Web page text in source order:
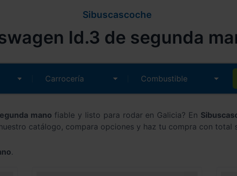
Nos ocupamos de todos los trámites.
Compramos tu coche. Pago inmediato.
Sibuscascoche
Id.3 de segunda
mano fiable y listo para rodar en Galicia? En
catálogo, compara opciones y haz tu compra con total
.